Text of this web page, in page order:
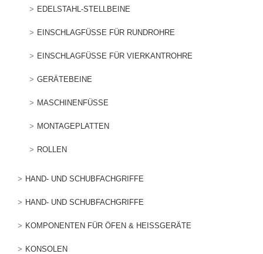
EDELSTAHL-STELLBEINE
EINSCHLAGFÜSSE FÜR RUNDROHRE
EINSCHLAGFÜSSE FÜR VIERKANTROHRE
GERÄTEBEINE
MASCHINENFÜSSE
MONTAGEPLATTEN
ROLLEN
HAND- UND SCHUBFACHGRIFFE
HAND- UND SCHUBFACHGRIFFE
KOMPONENTEN FÜR ÖFEN & HEISSGERÄTE
KONSOLEN